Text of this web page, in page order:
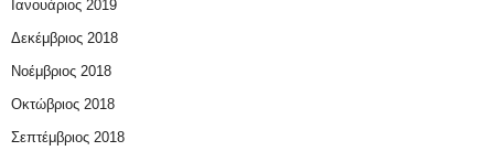
Ιανουάριος 2019
Δεκέμβριος 2018
Νοέμβριος 2018
Οκτώβριος 2018
Σεπτέμβριος 2018